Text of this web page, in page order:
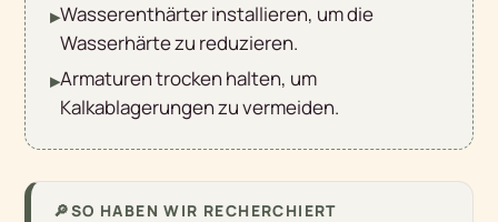
▸Wasserenthärter installieren, um die
Wasserhärte zu reduzieren.
▸Armaturen trocken halten, um
Kalkablagerungen zu vermeiden.
🔎SO HABEN WIR RECHERCHIERT